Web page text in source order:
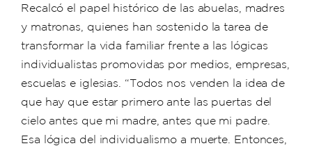
Recalcó el papel histórico de las abuelas, madres
y matronas, quienes han sostenido la tarea de
transformar la vida familiar frente a las lógicas
individualistas promovidas por medios, empresas,
escuelas e iglesias. “Todos nos venden la idea de
que hay que estar primero ante las puertas del
cielo antes que mi madre, antes que mi padre.
Esa lógica del individualismo a muerte. Entonces,